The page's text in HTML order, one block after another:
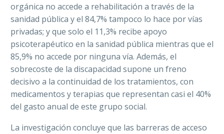
orgánica no accede a rehabilitación a través de la
sanidad pública y el 84,7% tampoco lo hace por vías
privadas; y que solo el 11,3% recibe apoyo
psicoterapéutico en la sanidad pública mientras que el
85,9% no accede por ninguna vía. Además, el
sobrecoste de la discapacidad supone un freno
decisivo a la continuidad de los tratamientos, con
medicamentos y terapias que representan casi el 40%
del gasto anual de este grupo social.
La investigación concluye que las barreras de acceso